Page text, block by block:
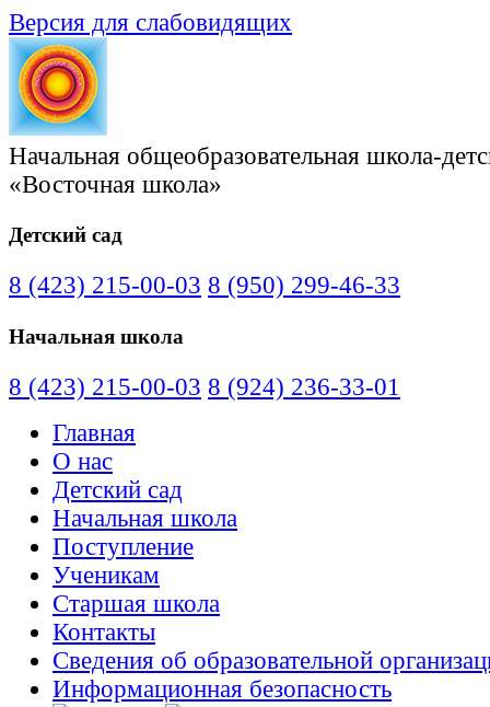
Версия для слабовидящих
Начальная общеобразовательная школа-
«Восточная школа»
Детский сад
8 (423) 215-00-03 8 (950) 299-46-33
Начальная школа
8 (423) 215-00-03 8 (924) 236-33-01
Главная
О нас
Детский сад
Начальная школа
Поступление
Ученикам
Старшая школа
Контакты
Сведения об образовательной
Информационная безопасность